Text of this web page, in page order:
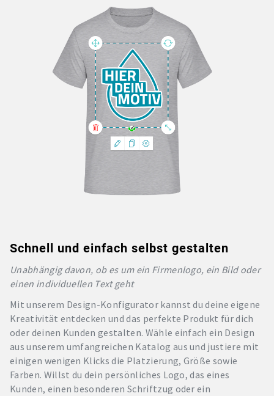
Schnell und einfach selbst gestalten
Unabhängig davon, ob es um ein Firmenlogo, ein Bild oder
einen individuellen Text geht
Mit unserem Design-Konfigurator kannst du deine eigene
Kreativität entdecken und das perfekte Produkt für dich
oder deinen Kunden gestalten. Wähle einfach ein Design
aus unserem umfangreichen Katalog aus und justiere mit
einigen wenigen Klicks die Platzierung, Größe sowie
Farben. Willst du dein persönliches Logo, das eines
Kunden, einen besonderen Schriftzug oder ein